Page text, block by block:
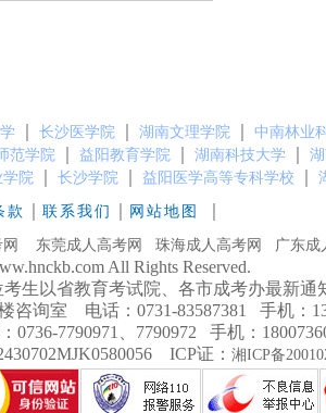
长沙医学院 湖南文理学院 中南林业
范学院 益阳教育学院 湖南科技大学
院 长沙学院 益阳医学高等专科学校
款 联系我们 网站地图
东莞成人高考网 珠海成人高考网 广东成
All Rights Reserved.
生以省教育考试院、各市成考办最新通
咨询室 电话：0731-83587381 手机：
7790971、7790972 手机：
ICP证： 湘ICP备